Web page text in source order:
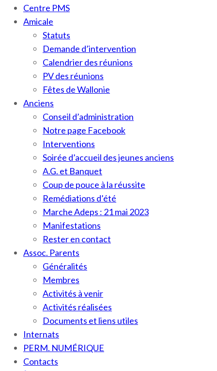
Centre PMS
Amicale
Statuts
Demande d’intervention
Calendrier des réunions
PV des réunions
Fêtes de Wallonie
Anciens
Conseil d’administration
Notre page Facebook
Interventions
Soirée d’accueil des jeunes anciens
A.G. et Banquet
Coup de pouce à la réussite
Remédiations d’été
Marche Adeps : 21 mai 2023
Manifestations
Rester en contact
Assoc. Parents
Généralités
Membres
Activités à venir
Activités réalisées
Documents et liens utiles
Internats
PERM. NUMÉRIQUE
Contacts